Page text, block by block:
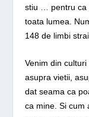
stiu … pentru ca
toata lumea.
148 de limbi
Venim din
asupra vietii,
dat seama ca
ca mine. Si cum